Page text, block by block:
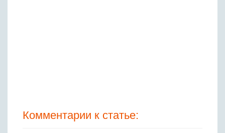
Комментарии к статье: